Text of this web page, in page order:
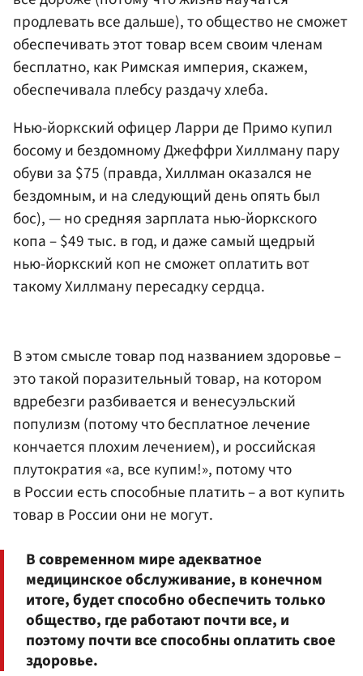
продлевать все дальше), то общество не сможет
обеспечивать этот товар всем своим членам
бесплатно, как Римская империя, скажем,
обеспечивала плебсу раздачу хлеба.
Нью-йоркский офицер Ларри де Примо купил
босому и бездомному Джеффри Хиллману пару
обуви за $75 (правда, Хиллман оказался не
бездомным, и на следующий день опять был
бос), — но средняя зарплата нью-йоркского
копа – $49 тыс. в год, и даже самый щедрый
нью-йоркский коп не сможет оплатить вот
такому Хиллману пересадку сердца.
В этом смысле товар под названием здоровье –
это такой поразительный товар, на котором
вдребезги разбивается и венесуэльский
популизм (потому что бесплатное лечение
кончается плохим лечением), и российская
плутократия «а, все купим!», потому что
в России есть способные платить – а вот купить
товар в России они не могут.
В современном мире адекватное
медицинское обслуживание, в конечном
итоге, будет способно обеспечить только
общество, где работают почти все, и
поэтому почти все способны оплатить свое
здоровье.